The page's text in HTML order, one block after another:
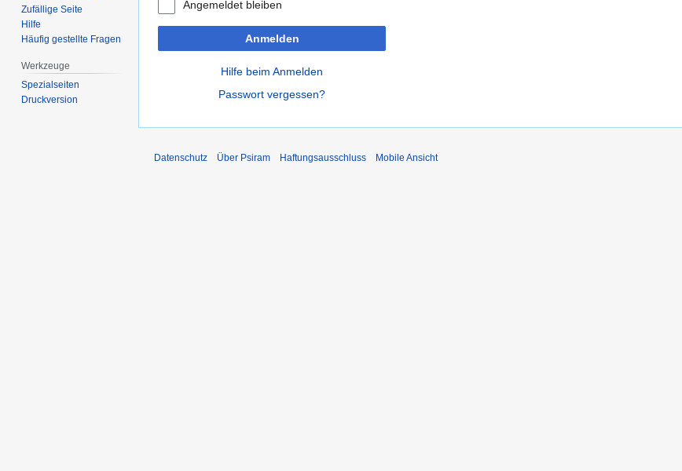
Angemeldet bleiben
Anmelden
Hilfe beim Anmelden
Passwort vergessen?
Zufällige Seite
Hilfe
Häufig gestellte Fragen
Werkzeuge
Spezialseiten
Druckversion
Datenschutz Über Psiram Haftungsausschluss Mobile Ansicht